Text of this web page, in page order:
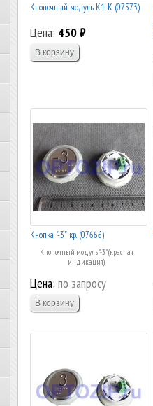
Кнопочный модуль К1-К (07573)
Цена: 450 ₽
Кнопка "-3" кр. (07666)
Кнопочный модуль "-3" (красная
индикация)
Цена: по запросу